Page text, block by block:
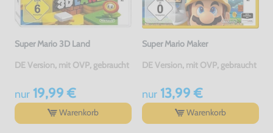
Super Mario 3D Land
DE Version, mit OVP, gebraucht
nur19,99 €
Warenkorb
Super Mario Maker
DE Version, mit OVP, gebraucht
nur13,99 €
Warenkorb